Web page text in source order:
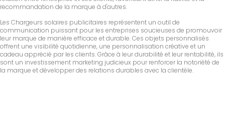
recommandation de la marque à d'autres.
Les Chargeurs solaires publicitaires représentent un outil de
communication puissant pour les entreprises soucieuses de promouvoir
leur marque de manière efficace et durable. Ces objets personnalisés
offrent une visibilité quotidienne, une personnalisation créative et un
cadeau apprécié par les clients. Grâce à leur durabilité et leur rentabilité, ils
sont un investissement marketing judicieux pour renforcer la notoriété de
la marque et développer des relations durables avec la clientèle.